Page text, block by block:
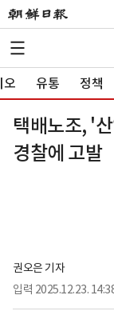
오 유통 정책
택배노조, '
경찰에 고발
권오은 기자
입력 2025.12.23.